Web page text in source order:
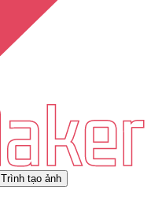
Trình tạo ảnh